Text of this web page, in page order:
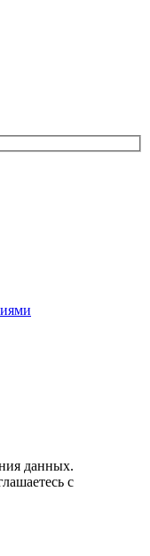
данных.
с